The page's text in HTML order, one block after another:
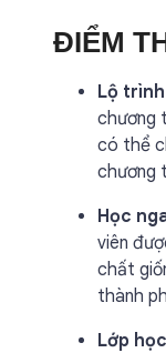
ĐIỂM
Lộ
chương
có thể
chương
Học
viên
chất
thành
Lớp